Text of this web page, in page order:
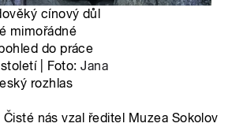
cínový důl
mimořádné
do práce
| Foto:Jana
rozhlas
nás vzal ředitel Muzea Sokolov